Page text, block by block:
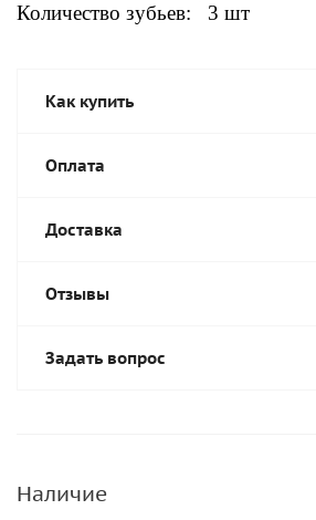
Количество зубьев: 3 шт
Как купить
Оплата
Доставка
Отзывы
Задать вопрос
Наличие